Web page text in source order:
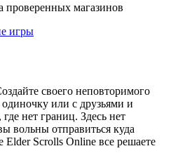
проверенных магазинов
игры
своего неповторимого
или с друзьями и
нет границ. Здесь нет
вольны отправиться куда
Elder Scrolls Online все решаете